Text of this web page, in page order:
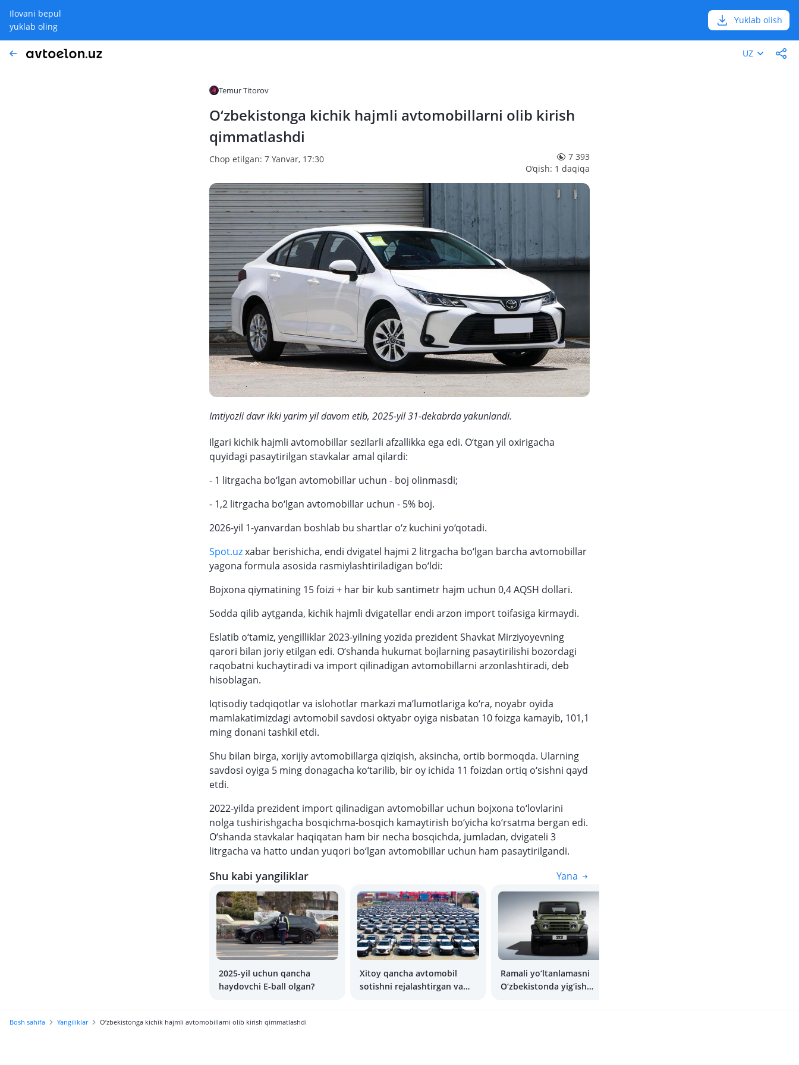
Ilovani bepul
yuklab oling
Yuklab olish
UZ
Temur Titorov
O‘zbekistonga kichik hajmli avtomobillarni olib kirish
qimmatlashdi
Chop etilgan: 7 Yanvar, 17:30
7 393
O‘qish: 1 daqiqa
Imtiyozli davr ikki yarim yil davom etib, 2025-yil 31-dekabrda yakunlandi.
Ilgari kichik hajmli avtomobillar sezilarli afzallikka ega edi. O‘tgan yil oxirigacha
quyidagi pasaytirilgan stavkalar amal qilardi:
- 1 litrgacha bo‘lgan avtomobillar uchun - boj olinmasdi;
- 1,2 litrgacha bo‘lgan avtomobillar uchun - 5% boj.
2026-yil 1-yanvardan boshlab bu shartlar o‘z kuchini yo‘qotadi.
Spot.uzxabar berishicha, endi dvigatel hajmi 2 litrgacha bo‘lgan barcha avtomobillar
yagona formula asosida rasmiylashtiriladigan bo‘ldi:
Bojxona qiymatining 15 foizi + har bir kub santimetr hajm uchun 0,4 AQSH dollari.
Sodda qilib aytganda, kichik hajmli dvigatellar endi arzon import toifasiga kirmaydi.
Eslatib o‘tamiz, yengilliklar 2023-yilning yozida prezident Shavkat Mirziyoyevning
qarori bilan joriy etilgan edi. O‘shanda hukumat bojlarning pasaytirilishi bozordagi
raqobatni kuchaytiradi va import qilinadigan avtomobillarni arzonlashtiradi, deb
hisoblagan.
Iqtisodiy tadqiqotlar va islohotlar markazi ma’lumotlariga ko‘ra, noyabr oyida
mamlakatimizdagi avtomobil savdosi oktyabr oyiga nisbatan 10 foizga kamayib, 101,1
ming donani tashkil etdi.
Shu bilan birga, xorijiy avtomobillarga qiziqish, aksincha, ortib bormoqda. Ularning
savdosi oyiga 5 ming donagacha ko‘tarilib, bir oy ichida 11 foizdan ortiq o‘sishni qayd
etdi.
2022-yilda prezident import qilinadigan avtomobillar uchun bojxona to‘lovlarini
nolga tushirishgacha bosqichma-bosqich kamaytirish bo‘yicha ko‘rsatma bergan edi.
O‘shanda stavkalar haqiqatan ham bir necha bosqichda, jumladan, dvigateli 3
litrgacha va hatto undan yuqori bo‘lgan avtomobillar uchun ham pasaytirilgandi.
Shu kabi yangiliklar Yana
2025-yil uchun qancha
haydovchi E-ball olgan?
Xitoy qancha avtomobil
sotishni rejalashtirgan va
Ramali yo‘ltanlamasni
O‘zbekistonda yig‘ish
Bosh sahifa Yangiliklar O‘zbekistonga kichik hajmli avtomobillarni olib kirish qimmatlashdi